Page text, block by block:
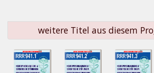
weitere Titel aus diesem